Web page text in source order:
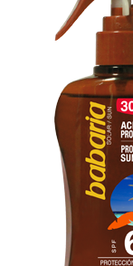
Proefpakket
Contact
Mijn account